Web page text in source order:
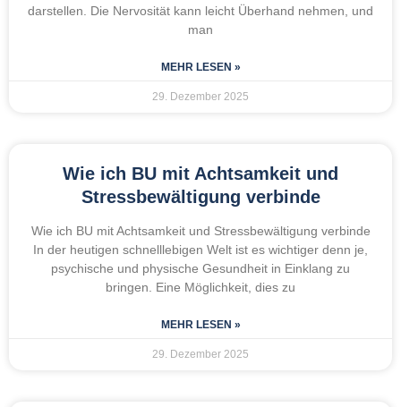
darstellen. Die Nervosität kann leicht Überhand nehmen, und
man
MEHR LESEN »
29. Dezember 2025
Wie ich BU mit Achtsamkeit und
Stressbewältigung verbinde
Wie ich BU mit Achtsamkeit und Stressbewältigung verbinde
In der heutigen schnelllebigen Welt ist es wichtiger denn je,
psychische und physische Gesundheit in Einklang zu
bringen. Eine Möglichkeit, dies zu
MEHR LESEN »
29. Dezember 2025